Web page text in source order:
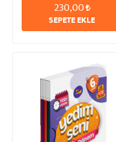
230,00
SEPETE EKLE